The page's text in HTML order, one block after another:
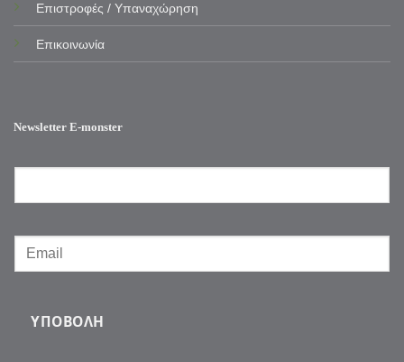
Επιστροφές / Υπαναχώρηση
Επικοινωνία
Newsletter E-monster
ΥΠΟΒΟΛΉ